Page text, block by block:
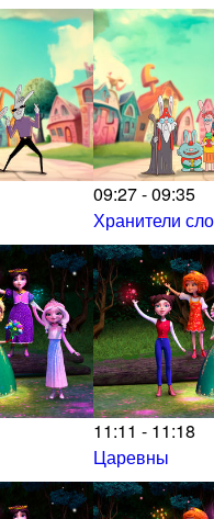
09:27 - 09:35
Хранители
11:11 - 11:18
Царевны